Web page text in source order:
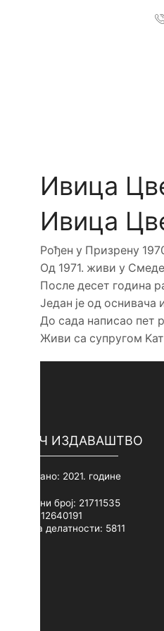
Ивица
Ивица
Рођен у Призрену
Од 1971. живи у
После десет година
Један је од
До сада написао пет
Живи са супругом
КЉУЧ ИЗДАВАШТВО
Основано: 2021. године
Матични број: 21711535
ПИБ: 112640191
Шифра делатности: 5811